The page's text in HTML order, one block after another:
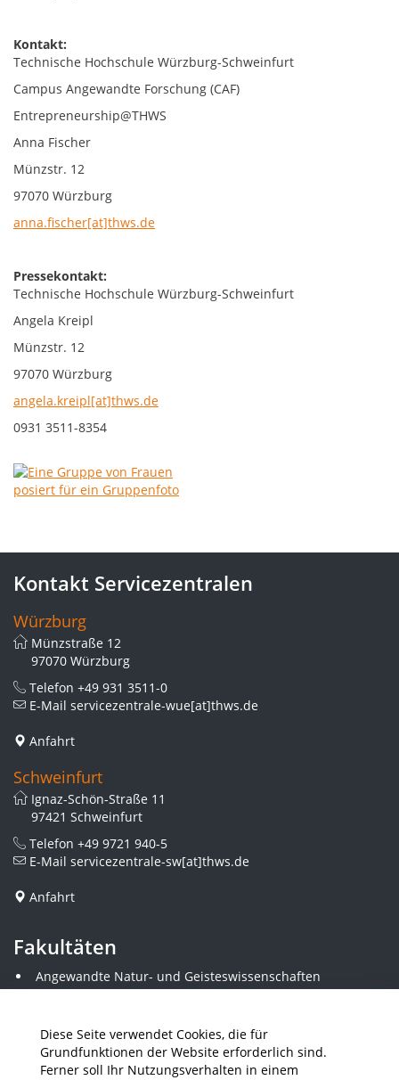
Diese Seite verwendet Cookies, die für
Grundfunktionen der Website erforderlich sind.
Ferner soll Ihr Nutzungsverhalten in einem
Kontakt:
Technische Hochschule Würzburg-Schweinfurt
Campus Angewandte Forschung (CAF)
Entrepreneurship@THWS
Anna Fischer
Münzstr. 12
97070 Würzburg
anna.fischer[at]thws.de
Pressekontakt:
Technische Hochschule Würzburg-Schweinfurt
Angela Kreipl
Münzstr. 12
97070 Würzburg
angela.kreipl[at]thws.de
0931 3511-8354
Kontakt Servicezentralen
Würzburg
Münzstraße 12
97070 Würzburg
Telefon +49 931 3511-0
E-Mail servicezentrale-wue[at]thws.de
Anfahrt
Schweinfurt
Ignaz-Schön-Straße 11
97421 Schweinfurt
Telefon +49 9721 940-5
E-Mail servicezentrale-sw[at]thws.de
Anfahrt
Fakultäten
Angewandte Natur- und Geisteswissenschaften
Angewandte Sozialwissenschaften
Elektrotechnik
Gestaltung
Informatik und Wirtschaftsinformatik